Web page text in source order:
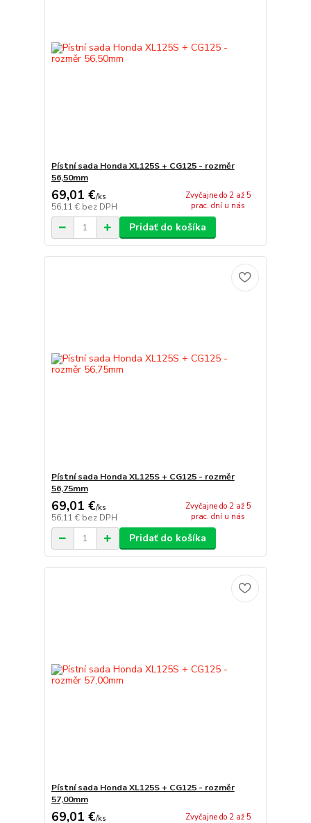
Pístní sada Honda XL125S + CG125 - rozměr
56,50mm
69,01 €/ks
56,11 € bez DPH
Zvyčajne do 2 až 5
prac. dní u nás
Pridať do košíka
Pístní sada Honda XL125S + CG125 - rozměr
56,75mm
69,01 €/ks
56,11 € bez DPH
Zvyčajne do 2 až 5
prac. dní u nás
Pridať do košíka
Pístní sada Honda XL125S + CG125 - rozměr
57,00mm
69,01 €/ks
Zvyčajne do 2 až 5